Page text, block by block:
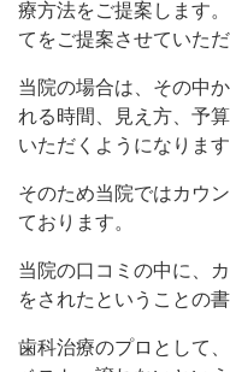
療方法をご提案します
てをご提案させていただ
当院の場合は、その中
れる時間、見え方、予
いただくようになります
そのため当院ではカウ
ております。
当院の口コミの中に、
をされたということの
歯科治療のプロとして